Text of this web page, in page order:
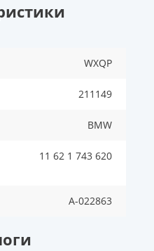
WXQP
211149
BMW
11 62 1 743 620
A-022863